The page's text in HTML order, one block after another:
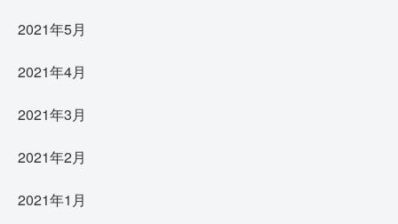
2021年5月
2021年4月
2021年3月
2021年2月
2021年1月